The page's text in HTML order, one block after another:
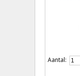
Aantal: